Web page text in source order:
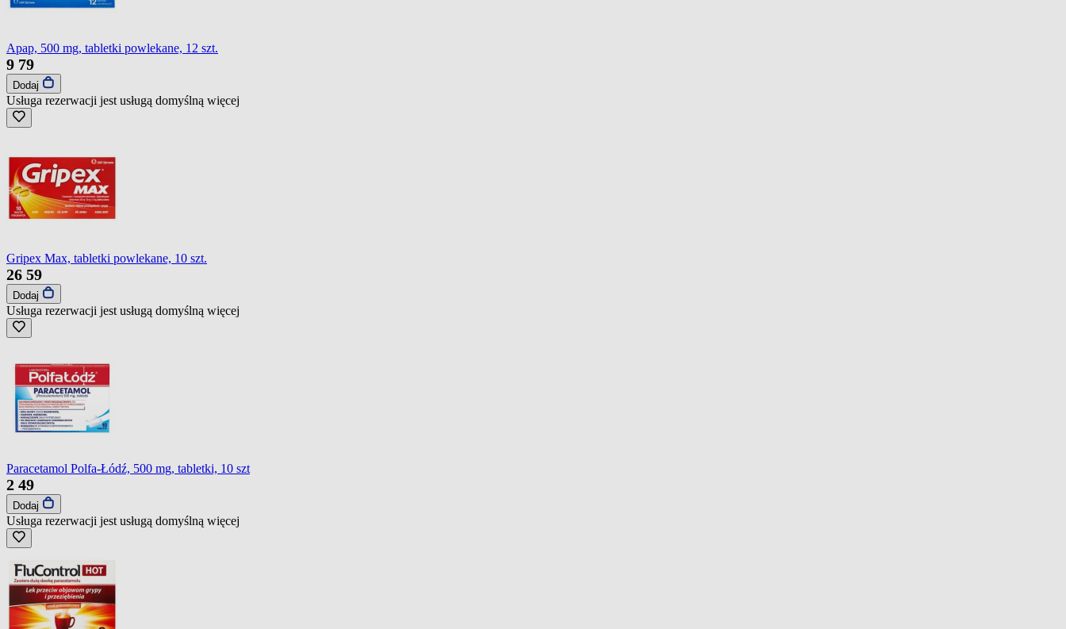
Apap, 500 mg, tabletki powlekane, 12 szt.
9 79
Dodaj
Usługa rezerwacji jest usługą domyślną więcej
Gripex Max, tabletki powlekane, 10 szt.
26 59
Dodaj
Usługa rezerwacji jest usługą domyślną więcej
Paracetamol Polfa-Łódź, 500 mg, tabletki, 10 szt
2 49
Dodaj
Usługa rezerwacji jest usługą domyślną więcej